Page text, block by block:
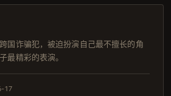
国诈骗犯，被迫扮演自己最不擅长的角
最精彩的表演。
17